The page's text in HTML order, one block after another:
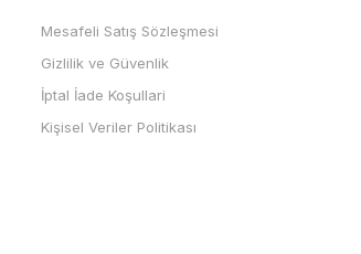
Mesafeli Satış Sözleşmesi
Gizlilik ve Güvenlik
İptal İade Koşullari
Kişisel Veriler Politikası